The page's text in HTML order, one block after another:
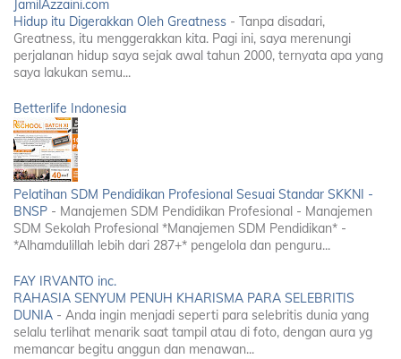
JamilAzzaini.com
Hidup itu Digerakkan Oleh Greatness - Tanpa disadari,
Greatness, itu menggerakkan kita. Pagi ini, saya merenungi
perjalanan hidup saya sejak awal tahun 2000, ternyata apa yang
saya lakukan semu...
Betterlife Indonesia
Pelatihan SDM Pendidikan Profesional Sesuai Standar SKKNI -
BNSP - Manajemen SDM Pendidikan Profesional - Manajemen
SDM Sekolah Profesional *Manajemen SDM Pendidikan* -
*Alhamdulillah lebih dari 287+* pengelola dan penguru...
FAY IRVANTO inc.
RAHASIA SENYUM PENUH KHARISMA PARA SELEBRITIS
DUNIA - Anda ingin menjadi seperti para selebritis dunia yang
selalu terlihat menarik saat tampil atau di foto, dengan aura yg
memancar begitu anggun dan menawan...